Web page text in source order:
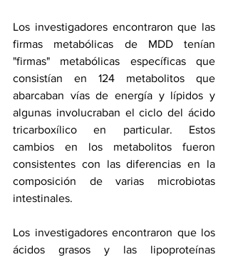
Los investigadores encontraron que las
firmas metabólicas de MDD tenían
"firmas" metabólicas específicas que
consistían en 124 metabolitos que
abarcaban vías de energía y lípidos y
algunas involucraban el ciclo del ácido
tricarboxílico en particular. Estos
cambios en los metabolitos fueron
consistentes con las diferencias en la
composición de varias microbiotas
intestinales.
Los investigadores encontraron que los
ácidos grasos y las lipoproteínas